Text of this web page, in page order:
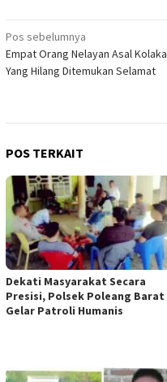
Navigasi
pos
Pos sebelumnya
Empat Orang Nelayan Asal Kolaka
Yang Hilang Ditemukan Selamat
POS TERKAIT
Dekati Masyarakat Secara
Presisi, Polsek Poleang Barat
Gelar Patroli Humanis